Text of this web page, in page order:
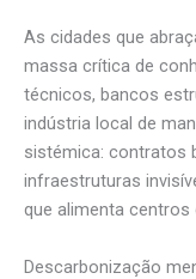
As cidades que
massa crítica de
técnicos, bancos
indústria local de
sistémica: contratos
infraestruturas
que alimenta
Descarbonização